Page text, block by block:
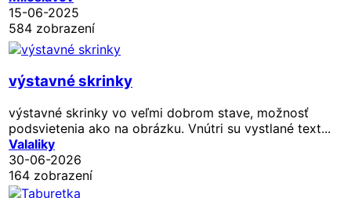
15-06-2025
584 zobrazení
výstavné skrinky
výstavné skrinky vo veľmi dobrom stave, možnosť
podsvietenia ako na obrázku. Vnútri su vystlané text...
Valaliky
30-06-2026
164 zobrazení